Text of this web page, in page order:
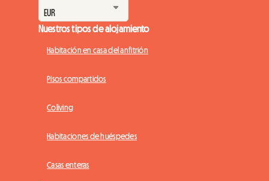
Nuestros tipos de alojamiento
Habitación en casa del anfitrión
Pisos compartidos
Coliving
Habitaciones de huéspedes
Casas enteras